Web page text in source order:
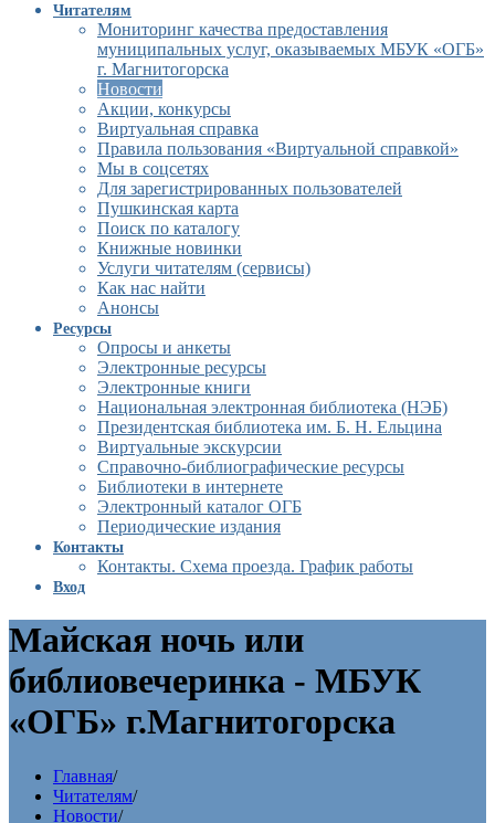
Читателям
Мониторинг качества предоставления
муниципальных услуг, оказываемых МБУК «ОГБ»
г. Магнитогорска
Новости
Акции, конкурсы
Виртуальная справка
Правила пользования «Виртуальной справкой»
Мы в соцсетях
Для зарегистрированных пользователей
Пушкинская карта
Поиск по каталогу
Книжные новинки
Услуги читателям (сервисы)
Как нас найти
Анонсы
Ресурсы
Опросы и анкеты
Электронные ресурсы
Электронные книги
Национальная электронная библиотека (НЭБ)
Президентская библиотека им. Б. Н. Ельцина
Виртуальные экскурсии
Справочно-библиографические ресурсы
Библиотеки в интернете
Электронный каталог ОГБ
Периодические издания
Контакты
Контакты. Схема проезда. График работы
Вход
Майская ночь или
библиовечеринка - МБУК
«ОГБ» г.Магнитогорска
Главная/
Читателям/
Новости/